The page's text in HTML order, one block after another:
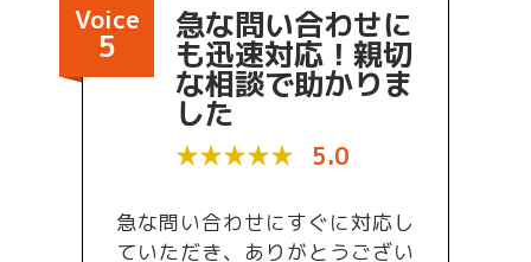
Voice
5 急な問い合わせに
も迅速対応！親切
な相談で助かりま
した
★★★★★ 5.0
急な問い合わせにすぐに対応し
ていただき、ありがとうござい